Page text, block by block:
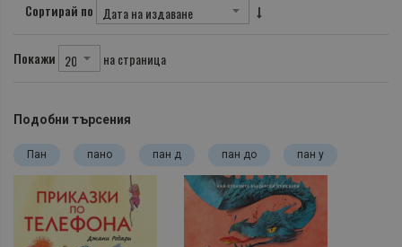
Сортирай по
Покажи на страница
Подобни търсения
Пан пано пан д пан до пан у